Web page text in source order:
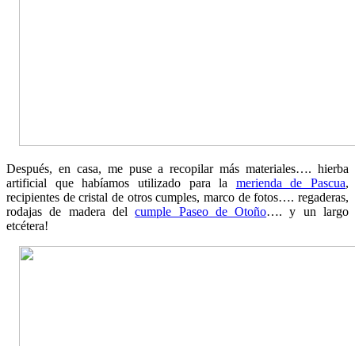
Después, en casa, me puse a recopilar más materiales…. hierba
artificial que habíamos utilizado para la merienda de Pascua,
recipientes de cristal de otros cumples, marco de fotos…. regaderas,
rodajas de madera delcumple Paseo de Otoño…. y un largo
etcétera!